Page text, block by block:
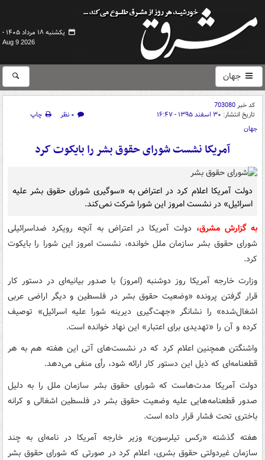
یکشنبه ۱۸ مرداد ۱۴۰۵ -
Aug 9 2026
جهان
کد خبر703080
تاریخ انتشار: ۳۰ اسفند ۱۳۹۵ - ۱۶:۴۷ ۰ نظر
چاپ
جهان
آمریکا نشست شورای حقوق بشر را بایکوت کرد
دولت آمریکا اعلام کرد در اعتراض به «سوگیری شورای حقوق بشر علیه
اسرائیل» در نشست امروز این شورا شرکت نمی‌کند.
به گزارش مشرق، دولت آمریکا در اعتراض به آنچه رویکرد ضداسرائیلی
شورای حقوق بشر سازمان ملل خوانده، نشست امروز این شورا را بایکوت
کرد.
وزارت خارجه آمریکا روز دوشنبه (امروز) با صدور بیانیه‌ای در دستور کار
قرار گرفتن پرونده «وضعیت حقوق بشر در فلسطین و دیگر اراضی عربی
اشغال‌شده» را نشانگر «جهت‌گیری دیرینه شورا علیه اسرائیل» توصیف
کرده و آن را «تهدیدی برای اعتبار» این نهاد خوانده است.
واشنگتن همچنین اعلام کرد که در نشست‌های آتی این هفته هم به هر
قطعنامه‌ای که ذیل این دستور کار ارائه شود، رأی منفی می‌دهد.
دولت آمریکا مدت‌هاست که شورای حقوق بشر سازمان ملل را به دلیل
صدور قطعنامه‌هایی علیه وضعیت حقوق بشر در فلسطین اشغالی و کرانه
باختری تحت فشار قرار داده است.
هفته گذشته «رکس تیلرسون» وزیر خارجه آمریکا در نامه‌ای به چند
سازمان غیردولتی حقوق بشری، اعلام کرد در صورتی که شورای حقوق بشر